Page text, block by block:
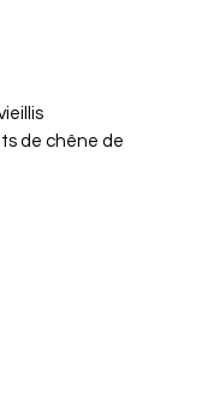
de chêne de